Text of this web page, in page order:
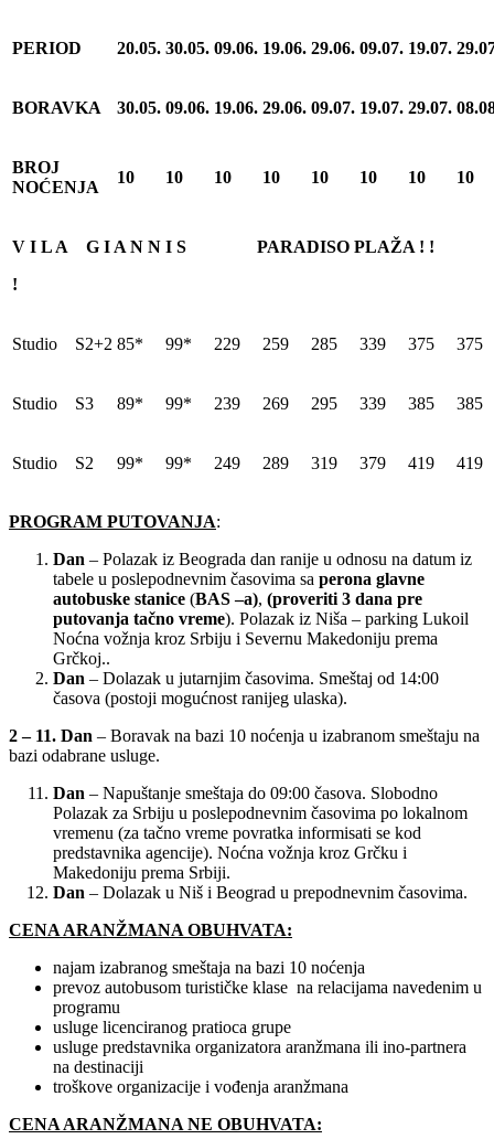
PERIOD 20.05. 30.05. 09.06. 19.06. 29.06. 09.07. 19.07.
BORAVKA 30.05. 09.06. 19.06. 29.06. 09.07. 19.07. 29.07.
BROJ
NOĆENJA
10 10 10 10 10 10 10 10
V I L A G I A N N I S PARADISO PLAŽA ! !
!
Studio S2+2 85* 99* 229 259 285 339 375 375
Studio S3 89* 99* 239 269 295 339 385 385
Studio S2 99* 99* 249 289 319 379 419 419
PROGRAM PUTOVANJA:
Dan – Polazak iz Beograda dan ranije u odnosu na datum iz
tabele u poslepodnevnim časovima sa perona glavne
autobuske stanice (BAS –a), (proveriti 3 dana pre
putovanja tačno vreme). Polazak iz Niša – parking Lukoil
Noćna vožnja kroz Srbiju i Severnu Makedoniju prema
Grčkoj..
Dan – Dolazak u jutarnjim časovima. Smeštaj od 14:00
časova (postoji mogućnost ranijeg ulaska).
2 – 11. Dan – Boravak na bazi 10 noćenja u izabranom smeštaju na
bazi odabrane usluge.
Dan – Napuštanje smeštaja do 09:00 časova. Slobodno
Polazak za Srbiju u poslepodnevnim časovima po lokalnom
vremenu (za tačno vreme povratka informisati se kod
predstavnika agencije). Noćna vožnja kroz Grčku i
Makedoniju prema Srbiji.
Dan – Dolazak u Niš i Beograd u prepodnevnim časovima.
CENA ARANŽMANA OBUHVATA:
najam izabranog smeštaja na bazi 10 noćenja
prevoz autobusom turističke klase na relacijama navedenim u
programu
usluge licenciranog pratioca grupe
usluge predstavnika organizatora aranžmana ili ino-partnera
na destinaciji
troškove organizacije i vođenja aranžmana
CENA ARANŽMANA NE OBUHVATA: